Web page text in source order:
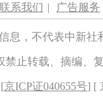
联系我们 | 广告服务
息，不代表中新
禁止转载、摘编、
京ICP证040655号] [